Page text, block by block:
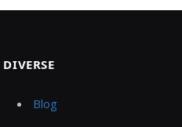
DIVERSE
Blog